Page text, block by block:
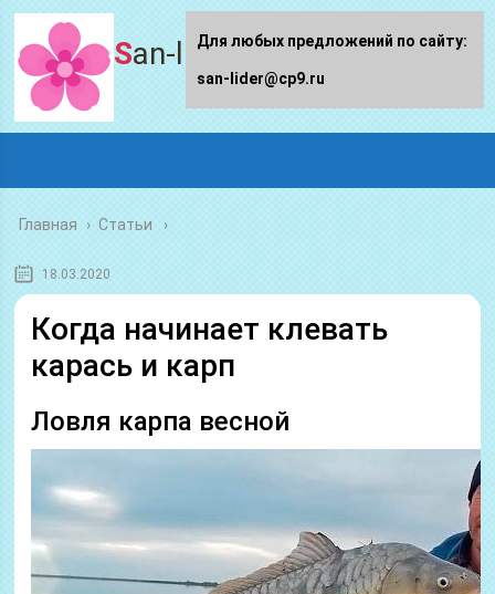
San-lider.ru
Главная › Статьи
18.03.2020
Когда начинает клевать
карась и карп
Ловля карпа весной
Для любых предложений по сайту:
san-lider@cp9.ru